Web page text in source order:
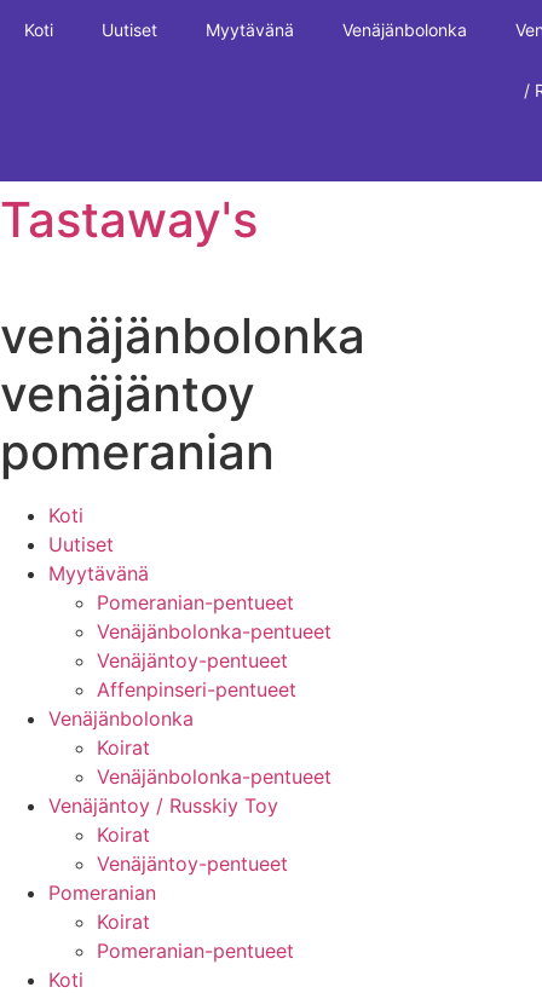
sisältöön
Koti Uutiset Myytävänä Venäjänbolonka
/
Tastaway's
venäjänbolonka
venäjäntoy
pomeranian
Koti
Uutiset
Myytävänä
Pomeranian-pentueet
Venäjänbolonka-pentueet
Venäjäntoy-pentueet
Affenpinseri-pentueet
Venäjänbolonka
Koirat
Venäjänbolonka-pentueet
Venäjäntoy / Russkiy Toy
Koirat
Venäjäntoy-pentueet
Pomeranian
Koirat
Pomeranian-pentueet
Koti